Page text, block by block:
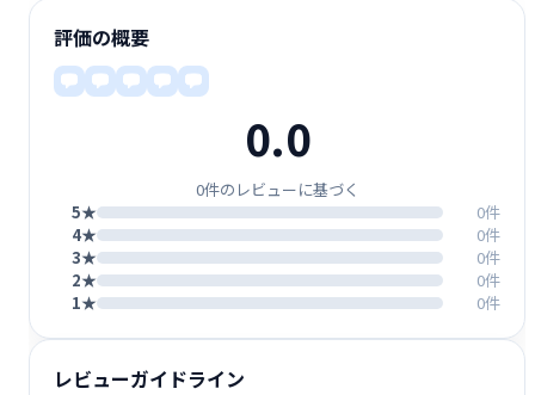
評価の概要
0.0
0件のレビューに基づく
5★
0件
4★
0件
3★
0件
2★
0件
1★
0件
レビューガイドライン